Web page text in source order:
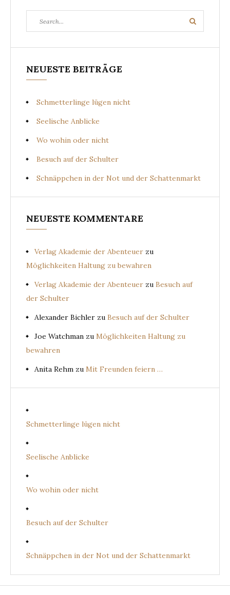
for:
Search
NEUESTE BEITRÄGE
Schmetterlinge lügen nicht
Seelische Anblicke
Wo wohin oder nicht
Besuch auf der Schulter
Schnäppchen in der Not und der Schattenmarkt
NEUESTE KOMMENTARE
Verlag Akademie der Abenteuer zu
Möglichkeiten Haltung zu bewahren
Verlag Akademie der Abenteuer zu Besuch auf
der Schulter
Alexander Bichler zu Besuch auf der Schulter
Joe Watchman zu Möglichkeiten Haltung zu
bewahren
Anita Rehm zu Mit Freunden feiern …
Schmetterlinge lügen nicht
Seelische Anblicke
Wo wohin oder nicht
Besuch auf der Schulter
Schnäppchen in der Not und der Schattenmarkt